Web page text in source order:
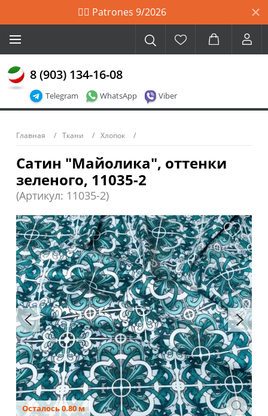
🙋‍♀️ Patrones 9/2026
Telegram WhatsApp Viber
8 (903) 134-16-08
Главная Ткани Хлопок
Сатин "Майолика", оттенки
зеленого, 11035-2
(Артикул: 11035-2)
Осталось 0.80 м